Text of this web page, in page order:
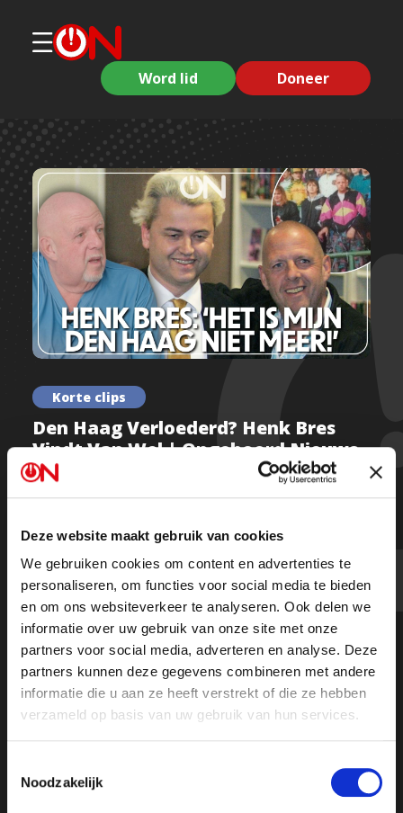
Deze website maakt gebruik van cookies
We gebruiken cookies om content en advertenties te
personaliseren, om functies voor social media te bieden
en om ons websiteverkeer te analyseren. Ook delen we
informatie over uw gebruik van onze site met onze
partners voor social media, adverteren en analyse. Deze
partners kunnen deze gegevens combineren met andere
informatie die u aan ze heeft verstrekt of die ze hebben
verzameld op basis van uw gebruik van hun services.
Noodzakelijk
Word lid Doneer
Korte clips
Den Haag Verloederd? Henk Bres
Vindt Van Wel | Ongehoord Nieuws
#234
“Het is mijn Den Haag niet meer!”
Geboren en getogen Hagenees Henk Bres laat ON!-
verslaggeefster Arlette Adriani zien hoe de wijken
waar hij is opgegroeid de afgelopen jaren enorm zijn
verloederd.